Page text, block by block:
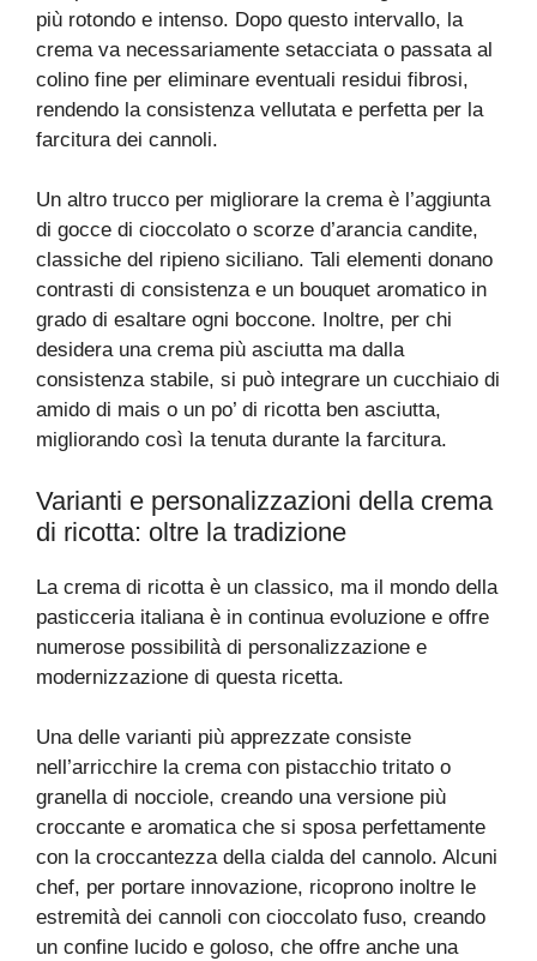
più rotondo e intenso. Dopo questo intervallo, la
crema va necessariamente setacciata o passata al
colino fine per eliminare eventuali residui fibrosi,
rendendo la consistenza vellutata e perfetta per la
farcitura dei cannoli.
Un altro trucco per migliorare la crema è l’aggiunta
di gocce di cioccolato o scorze d’arancia candite,
classiche del ripieno siciliano. Tali elementi donano
contrasti di consistenza e un bouquet aromatico in
grado di esaltare ogni boccone. Inoltre, per chi
desidera una crema più asciutta ma dalla
consistenza stabile, si può integrare un cucchiaio di
amido di mais o un po’ di ricotta ben asciutta,
migliorando così la tenuta durante la farcitura.
Varianti e personalizzazioni della crema
di ricotta: oltre la tradizione
La crema di ricotta è un classico, ma il mondo della
pasticceria italiana è in continua evoluzione e offre
numerose possibilità di personalizzazione e
modernizzazione di questa ricetta.
Una delle varianti più apprezzate consiste
nell’arricchire la crema con pistacchio tritato o
granella di nocciole, creando una versione più
croccante e aromatica che si sposa perfettamente
con la croccantezza della cialda del cannolo. Alcuni
chef, per portare innovazione, ricoprono inoltre le
estremità dei cannoli con cioccolato fuso, creando
un confine lucido e goloso, che offre anche una